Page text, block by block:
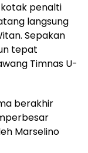
penalti
langsung
Sepakan
tepat
Timnas U-
berakhir
Marselino